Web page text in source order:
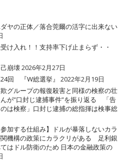
ヤの正体／落合莞爾の活字に出来ない
け入れ！！支持率下げ止まらず・・
崩壊2026年2月27日
回 『W総選挙』
2022年2月19日
グループの報復殺害と同様の検察の壮
が”口封じ逮捕事件”を振り返る 「告
は検察」口封じ逮捕の総指揮は検事総
加する仕組み】ドルが暴落しないカラ
機構の政策にカラクリがある 足利銀
はドル防衛のため 日本の金融政策の